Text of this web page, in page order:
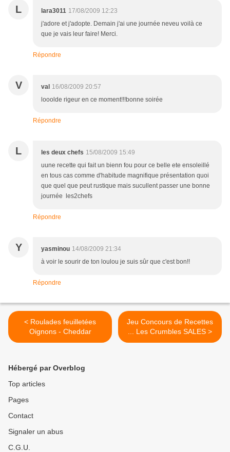
L lara3011 17/08/2009 12:23
j'adore et j'adopte. Demain j'ai une journée neveu voilà ce
que je vais leur faire! Merci.
Répondre
V val 16/08/2009 20:57
looolde rigeur en ce moment!!!bonne soirée
Répondre
L les deux chefs 15/08/2009 15:49
uune recette qui fait un bienn fou pour ce belle ete ensoleillé
en tous cas comme d'habitude magnifique présentation quoi
que quel que peut rustique mais sucullent passer une bonne
journée les2chefs
Répondre
Y yasminou 14/08/2009 21:34
à voir le sourir de ton loulou je suis sûr que c'est bon!!
Répondre
< Roulades feuilletées
Oignons - Cheddar
Jeu Concours de Recettes
... Les Crumbles SALES >
Hébergé par Overblog
Top articles
Pages
Contact
Signaler un abus
C.G.U.